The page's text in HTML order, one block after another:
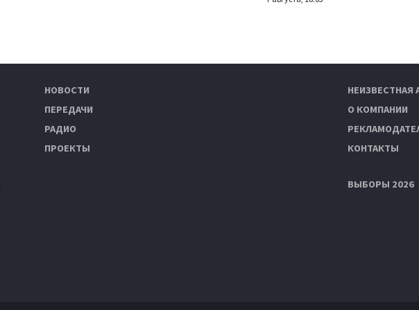
НОВОСТИ
ПЕРЕДАЧИ
РАДИО
ПРОЕКТЫ
НЕИЗВЕСТНАЯ
О КОМПАНИИ
КОНТАКТЫ
ВЫБОРЫ 2026